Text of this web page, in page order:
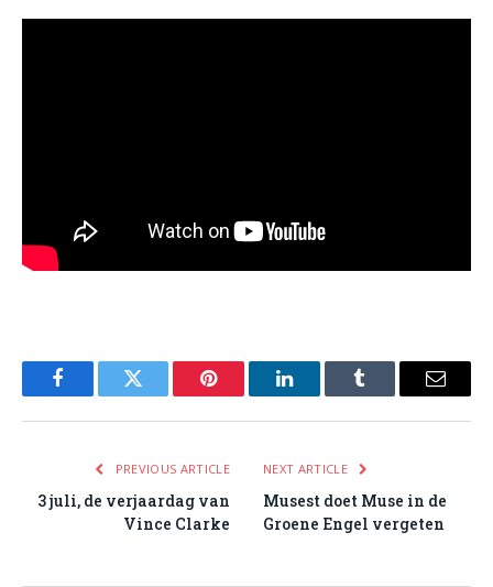
FacebookTwitter Pinterest LinkedInTumblr Email
PREVIOUS ARTICLE
3 juli, de verjaardag van
Vince Clarke
NEXT ARTICLE
Musest doet Muse in de
Groene Engel vergeten